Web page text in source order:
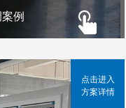
例
点击进入
方案详情